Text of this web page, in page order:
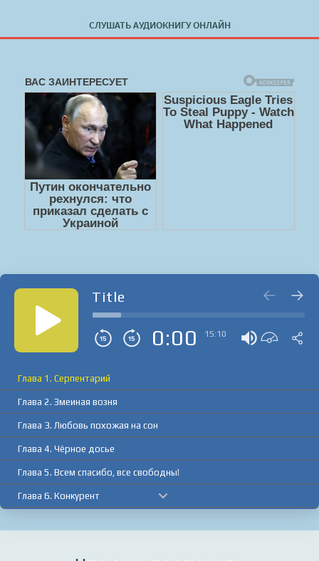
СЛУШАТЬ АУДИОКНИГУ ОНЛАЙН
Title
0:00 15:10
Глава 1. Серпентарий
Глава 2. Змеиная возня
Глава 3. Любовь похожая на сон
Глава 4. Чёрное досье
Глава 5. Всем спасибо, все свободны!
Глава 6. Конкурент